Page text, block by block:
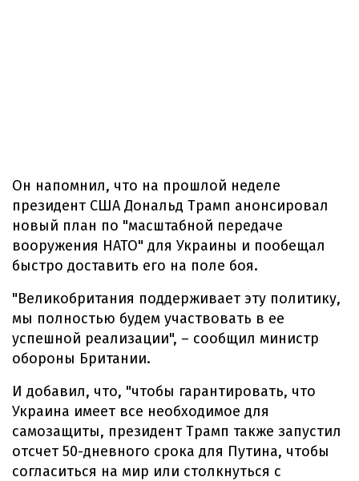
Он напомнил, что на прошлой неделе
президент США Дональд Трамп анонсировал
новый план по "масштабной передаче
вооружения НАТО" для Украины и пообещал
быстро доставить его на поле боя.
"Великобритания поддерживает эту политику,
мы полностью будем участвовать в ее
успешной реализации", – сообщил министр
обороны Британии.
И добавил, что, "чтобы гарантировать, что
Украина имеет все необходимое для
самозащиты, президент Трамп также запустил
отсчет 50-дневного срока для Путина, чтобы
согласиться на мир или столкнуться с